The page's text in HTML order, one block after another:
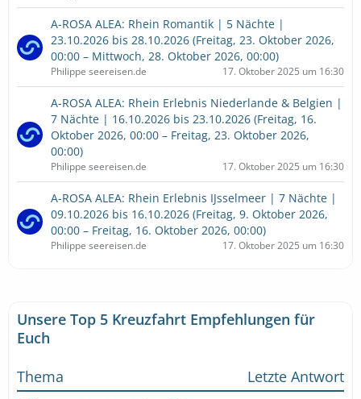
A-ROSA ALEA: Rhein Romantik | 5 Nächte |
23.10.2026 bis 28.10.2026 (Freitag, 23. Oktober 2026,
00:00 – Mittwoch, 28. Oktober 2026, 00:00)
Philippe seereisen.de 17. Oktober 2025 um 16:30
A-ROSA ALEA: Rhein Erlebnis Niederlande & Belgien |
7 Nächte | 16.10.2026 bis 23.10.2026 (Freitag, 16.
Oktober 2026, 00:00 – Freitag, 23. Oktober 2026,
00:00)
Philippe seereisen.de 17. Oktober 2025 um 16:30
A-ROSA ALEA: Rhein Erlebnis IJsselmeer | 7 Nächte |
09.10.2026 bis 16.10.2026 (Freitag, 9. Oktober 2026,
00:00 – Freitag, 16. Oktober 2026, 00:00)
Philippe seereisen.de 17. Oktober 2025 um 16:30
Unsere Top 5 Kreuzfahrt Empfehlungen für
Euch
Thema
Letzte Antwort